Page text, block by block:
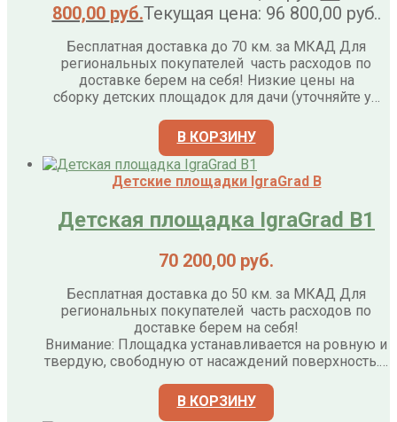
800,00 руб.Текущая цена: 96 800,00 руб..
Бесплатная доставка до 70 км. за МКАД Для
региональных покупателей часть расходов по
доставке берем на себя! Низкие цены на
сборку детских площадок для дачи (уточняйте у…
В КОРЗИНУ
Детские площадки IgraGrad B
Детская площадка IgraGrad B1
70 200,00 руб.
Бесплатная доставка до 50 км. за МКАД Для
региональных покупателей часть расходов по
доставке берем на себя!
Внимание: Площадка устанавливается на ровную и
твердую, свободную от насаждений поверхность.…
В КОРЗИНУ